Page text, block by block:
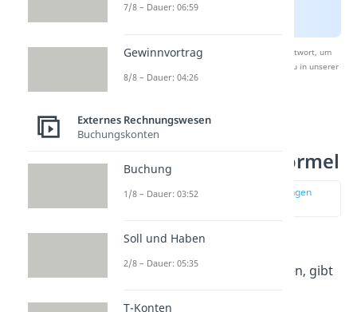
Nach Beantwortung speichern wir deine Antwort, um
Studyflix zu verbessern. Mehr dazu erfährst du in unserer
Datenschutzerklärung
Kalkulatorische
Abschreibung — Formel
zur Stelle im Video springen
Um die kalkulatorischen
Abschreibungen zu berechnen, gibt
7/8 – Dauer: 06:59
Gewinnvortrag
8/8 – Dauer: 04:26
Externes Rechnungswesen
Buchungskonten
Buchung
1/8 – Dauer: 03:52
Soll und Haben
2/8 – Dauer: 05:35
T-Konten